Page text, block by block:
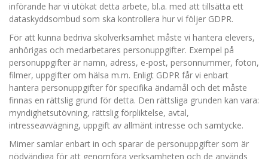
införande har vi utökat detta arbete, bl.a. med att tillsätta ett
dataskyddsombud som ska kontrollera hur vi följer GDPR.
För att kunna bedriva skolverksamhet måste vi hantera elevers,
anhörigas och medarbetares personuppgifter. Exempel på
personuppgifter är namn, adress, e-post, personnummer, foton,
filmer, uppgifter om hälsa m.m. Enligt GDPR får vi enbart
hantera personuppgifter för specifika ändamål och det måste
finnas en rättslig grund för detta. Den rättsliga grunden kan vara:
myndighetsutövning, rättslig förpliktelse, avtal,
intresseavvägning, uppgift av allmänt intresse och samtycke.
Mimer samlar enbart in och sparar de personuppgifter som är
nödvändiga för att genomföra verksamheten och de används